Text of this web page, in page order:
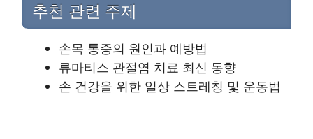
추천 관련 주제
손목 통증의 원인과 예방법
류마티스 관절염 치료 최신 동향
손 건강을 위한 일상 스트레칭 및 운동법